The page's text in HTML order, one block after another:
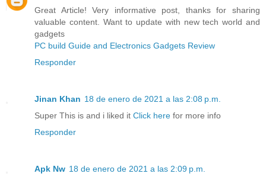
Great Article! Very informative post, thanks for sharing
valuable content. Want to update with new tech world and
gadgets
PC build Guide and Electronics Gadgets Review
Responder
Jinan Khan 18 de enero de 2021 a las 2:08 p.m.
Super This is and i liked it Click here for more info
Responder
Apk Nw 18 de enero de 2021 a las 2:09 p.m.